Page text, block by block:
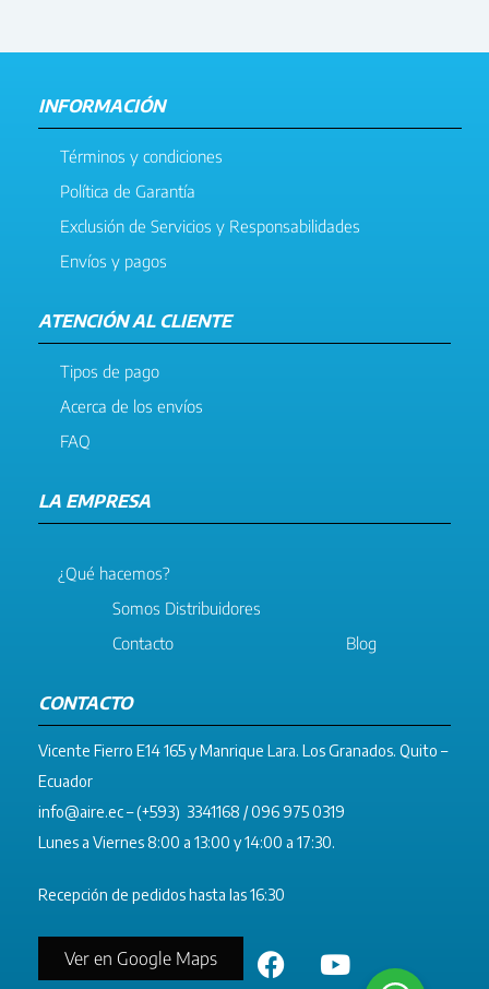
INFORMACIÓN
Términos y condiciones
Política de Garantía
Exclusión de Servicios y Responsabilidades
Envíos y pagos
ATENCIÓN AL CLIENTE
Tipos de pago
Acerca de los envíos
FAQ
LA EMPRESA
¿Qué hacemos?
Somos Distribuidores
Contacto
Blog
CONTACTO
Vicente Fierro E14 165 y Manrique Lara. Los Granados. Quito –
Ecuador
info@aire.ec– (+593) 3341168 / 096 975 0319
Lunes a Viernes 8:00 a 13:00 y 14:00 a 17:30.
Recepción de pedidos hasta las 16:30
Ver en Google Maps